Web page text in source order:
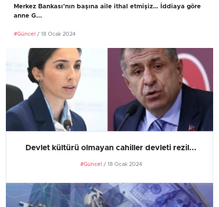
Merkez Bankası’nın başına aile ithal etmişiz… İddiaya göre
anne G...
#Güncel / 18 Ocak 2024
Devlet kültürü olmayan cahiller devleti rezil...
#Güncel / 18 Ocak 2024